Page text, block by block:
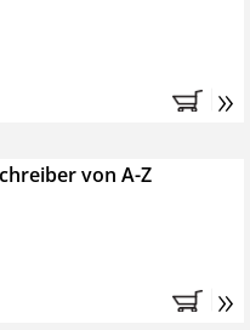
Profipaket im
(inkl. der derzeitig
tun, das
es entstehen keine
»
von A-Z
»